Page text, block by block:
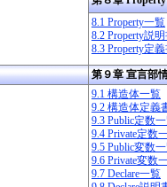
8.1 Property一覧
8.2 Property説
8.3 Property定
第９章 宣言部
9.1 構造体一覧
9.2 構造体定義
9.3 Public定数
9.4 Private定数
9.5 Public変数
9.6 Private変数
9.7 Declare一覧